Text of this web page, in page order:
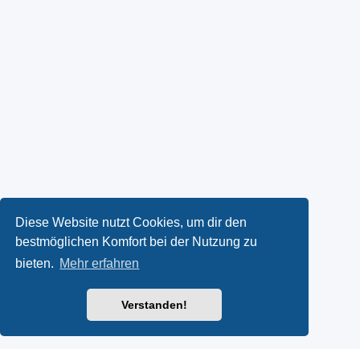
Diese Website nutzt Cookies, um dir den
bestmöglichen Komfort bei der Nutzung zu
bieten. Mehr erfahren
Verstanden!